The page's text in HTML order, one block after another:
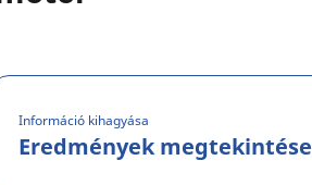
Információ kihagyása
Eredmények megtekintése